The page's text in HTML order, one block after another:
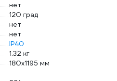
нет
120 град
нет
нет
IP40
1.32 кг
180х1195 мм